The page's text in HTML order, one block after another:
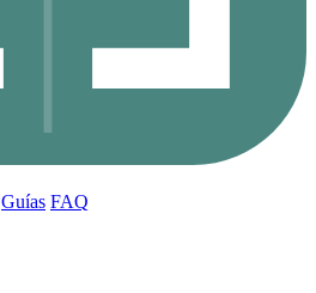
Guías FAQ